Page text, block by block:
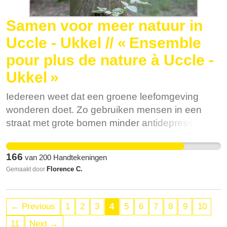
Samen voor meer natuur in
Uccle - Ukkel // « Ensemble
pour plus de nature à Uccle -
Ukkel »
Iedereen weet dat een groene leefomgeving
wonderen doet. Zo gebruiken mensen in een
straat met grote bomen minder antidepressiva en
Mensen die dichter bij een openbare groene
ruimte wonen zijn gelukkiger en gaan minder
woonomgeving een besparing kan opleveren
van jaarlijks 400 miljoen euro op de kosten van
166 van 200 Handtekeningen
Gemaakt door Florence C.
← Previous 1 2 3 4 5 6 7 8 9
10
11
Next →